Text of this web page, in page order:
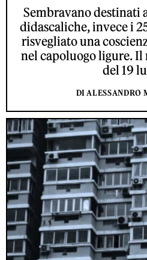
Sembravano destinati
didascaliche, invece i
risvegliato una
nel capoluogo ligure. Il
del 19
DI ALESSANDRO